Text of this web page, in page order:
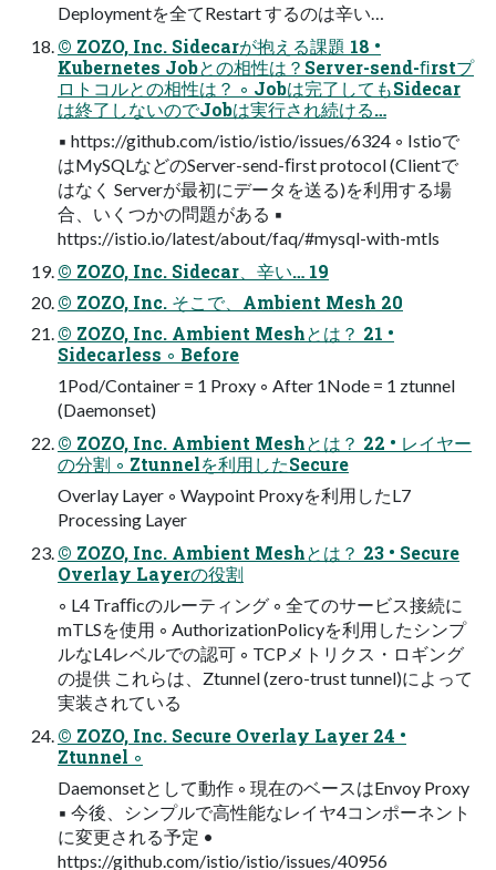
Deploymentを全てRestart するのは辛い…
© ZOZO, Inc. Sidecarが抱える課題 18 •
Kubernetes Jobとの相性は？Server-send-ﬁrstプ
ロトコルとの相性は？ ◦ Jobは完了してもSidecar
は終了しないのでJobは実行され続ける…
▪ https://github.com/istio/istio/issues/6324 ◦ Istioで
はMySQLなどのServer-send-ﬁrst protocol (Clientで
はなく Serverが最初にデータを送る)を利用する場
合、いくつかの問題がある ▪
https://istio.io/latest/about/faq/#mysql-with-mtls
© ZOZO, Inc. Sidecar、辛い… 19
© ZOZO, Inc. そこで、Ambient Mesh 20
© ZOZO, Inc. Ambient Meshとは？ 21 •
Sidecarless ◦ Before
1Pod/Container = 1 Proxy ◦ After 1Node = 1 ztunnel
(Daemonset)
© ZOZO, Inc. Ambient Meshとは？ 22 • レイヤー
の分割 ◦ Ztunnelを利用したSecure
Overlay Layer ◦ Waypoint Proxyを利用したL7
Processing Layer
© ZOZO, Inc. Ambient Meshとは？ 23 • Secure
Overlay Layerの役割
◦ L4 Traﬃcのルーティング ◦ 全てのサービス接続に
mTLSを使用 ◦ AuthorizationPolicyを利用したシンプ
ルなL4レベルでの認可 ◦ TCPメトリクス・ロギング
の提供 これらは、Ztunnel (zero-trust tunnel)によって
実装されている
© ZOZO, Inc. Secure Overlay Layer 24 •
Ztunnel ◦
Daemonsetとして動作 ◦ 現在のベースはEnvoy Proxy
▪ 今後、シンプルで高性能なレイヤ4コンポーネント
に変更される予定 •
https://github.com/istio/istio/issues/40956